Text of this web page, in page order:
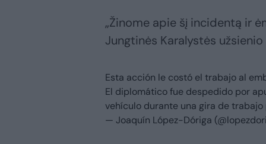
„Žinome apie šį incidentą ir
Jungtinės Karalystės
Esta acción le costó el trabajo al
El diplomático fue despedido por
vehículo durante una gira de trabajo
— Joaquín López-Dóriga